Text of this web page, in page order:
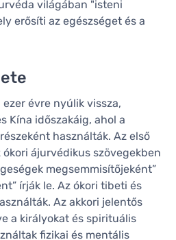
világában "isteni
erősíti az egészséget és a
évre nyúlik vissza,
Kína időszakáig, ahol a
használták. Az első
ájurvédikus szövegekben
megsemmisítőjeként”
írják le. Az ókori tibeti és
Az akkori jelentős
a királyokat és spirituális
fizikai és mentális